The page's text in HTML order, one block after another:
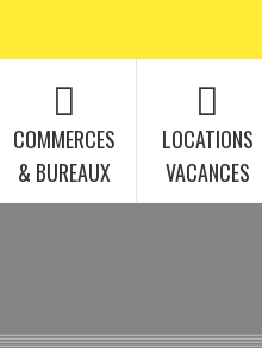
COMMERCES
& BUREAUX
LOCATIONS
VACANCES